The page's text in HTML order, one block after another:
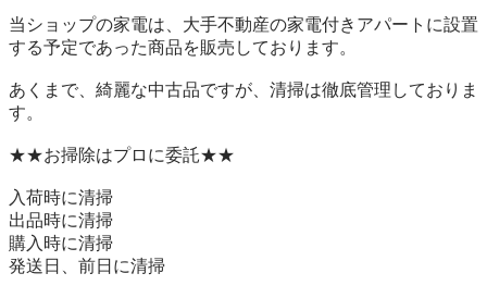
当ショップの家電は、大手不動産の家電付きアパートに設置
する予定であった商品を販売しております。
あくまで、綺麗な中古品ですが、清掃は徹底管理しておりま
す。
★★お掃除はプロに委託★★
入荷時に清掃
出品時に清掃
購入時に清掃
発送日、前日に清掃